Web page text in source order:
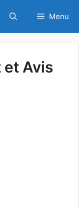
Menu
et Avis